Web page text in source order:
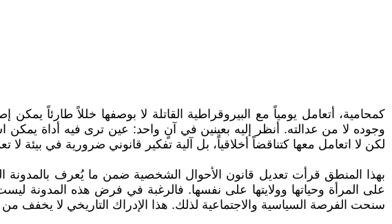
كمحامية، أتعامل يومياً مع البيروقراطية القاتلة لا بوصفها خللاً طارئاً
وجوده لا من عدالته. أنظر إليه بعينين في آنٍ واحد: عين ترى فيه أداة
لكن لا اتعامل معها كتناقضاً أخلاقياً، بل آلية تفكير قانوني ضرورية في بيئة
بهذا المنطق قرأت تعديل قانون الأحوال الشخصية ضمن ما يُعرف
سنحت الفرصة السياسية والاجتماعية لذلك. هذا الإدراك التاريخي لا يخفف